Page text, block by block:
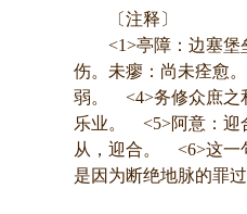
〔注释〕
<1>亭障：边塞堡
伤。未瘳：尚未痊愈
弱。 <4>务修众庶之
乐业。 <5>阿意：迎
从，迎合。 <6>这一
是因为断绝地脉的罪过